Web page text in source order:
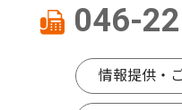
046-
情報提供・